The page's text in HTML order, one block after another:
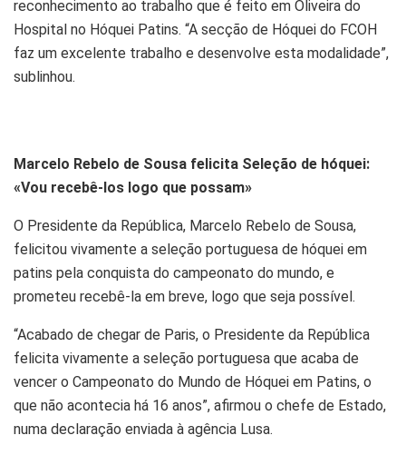
reconhecimento ao trabalho que é feito em Oliveira do
Hospital no Hóquei Patins. “A secção de Hóquei do FCOH
faz um excelente trabalho e desenvolve esta modalidade”,
sublinhou.
Marcelo Rebelo de Sousa felicita Seleção de hóquei:
«Vou recebê-los logo que possam»
O Presidente da República, Marcelo Rebelo de Sousa,
felicitou vivamente a seleção portuguesa de hóquei em
patins pela conquista do campeonato do mundo, e
prometeu recebê-la em breve, logo que seja possível.
“Acabado de chegar de Paris, o Presidente da República
felicita vivamente a seleção portuguesa que acaba de
vencer o Campeonato do Mundo de Hóquei em Patins, o
que não acontecia há 16 anos”, afirmou o chefe de Estado,
numa declaração enviada à agência Lusa.